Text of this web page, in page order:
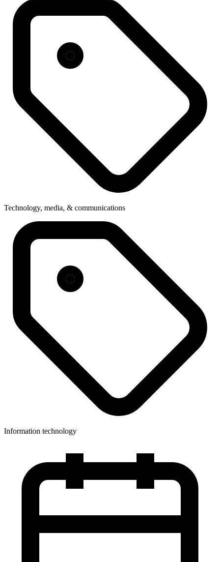
Technology, media, & communications
Information technology